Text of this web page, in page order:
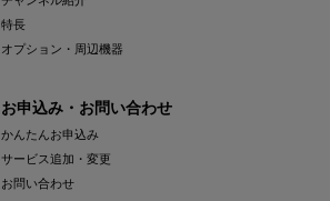
特長
オプション・周辺機器
お申込み・お問い合わせ
かんたんお申込み
サービス追加・変更
お問い合わせ